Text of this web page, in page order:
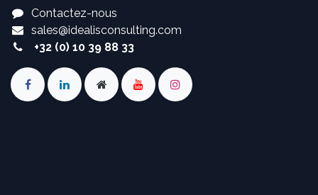
Contactez-nous
sales@idealisconsulting.com
+32 (0) 10 39 88 33